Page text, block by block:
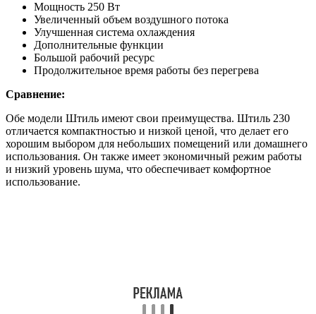
Мощность 250 Вт
Увеличенный объем воздушного потока
Улучшенная система охлаждения
Дополнительные функции
Большой рабочий ресурс
Продолжительное время работы без перегрева
Сравнение:
Обе модели Штиль имеют свои преимущества. Штиль 230
отличается компактностью и низкой ценой, что делает его
хорошим выбором для небольших помещений или домашнего
использования. Он также имеет экономичный режим работы
и низкий уровень шума, что обеспечивает комфортное
использование.